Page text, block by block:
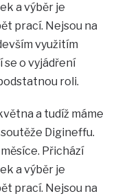
a výběr je
prací. Nejsou na
využitím
se o vyjádření
roli.
a tudíž máme
Digineffu.
Přichází
a výběr je
prací. Nejsou na